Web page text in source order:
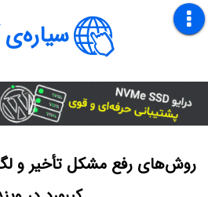
روش‌های رفع مشکل تأخیر و